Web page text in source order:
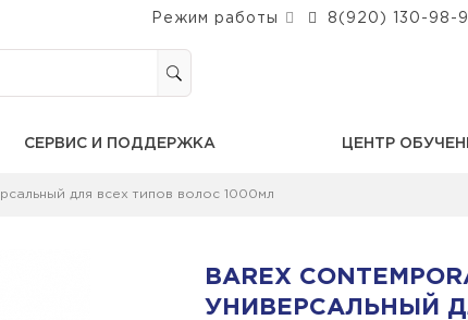
Режим работы 8(920) 130-98-
СЕРВИС И ПОДДЕРЖКА ЦЕНТР
для всех типов волос 1000мл
BAREX
УНИВЕРСАЛЬНЫЙ